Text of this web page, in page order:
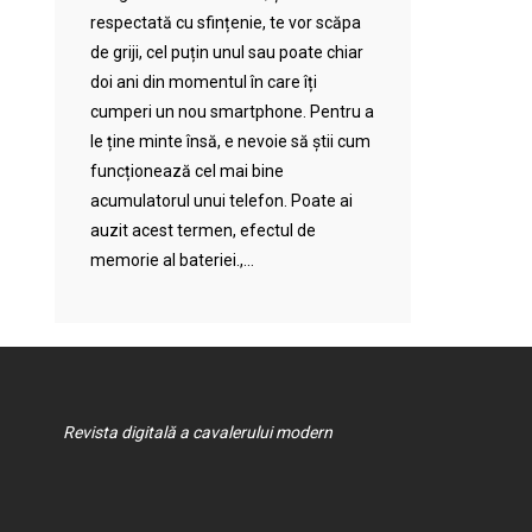
respectată cu sfințenie, te vor scăpa
de griji, cel puțin unul sau poate chiar
doi ani din momentul în care îți
cumperi un nou smartphone. Pentru a
le ține minte însă, e nevoie să știi cum
funcționează cel mai bine
acumulatorul unui telefon. Poate ai
auzit acest termen, efectul de
memorie al bateriei.,...
Revista digitală a cavalerului modern